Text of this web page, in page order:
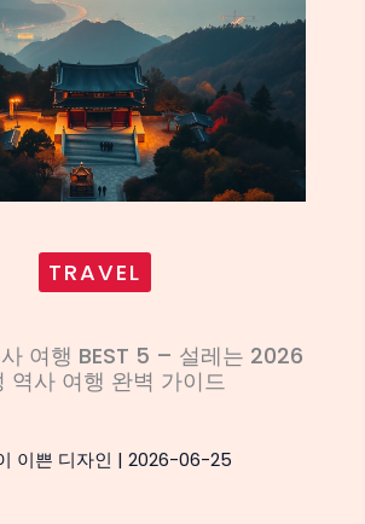
TRAVEL
여행 BEST 5 – 설레는 2026
역사 여행 완벽 가이드
이쁜 디자인 | 2026-06-25